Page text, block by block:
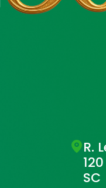
R.
SC